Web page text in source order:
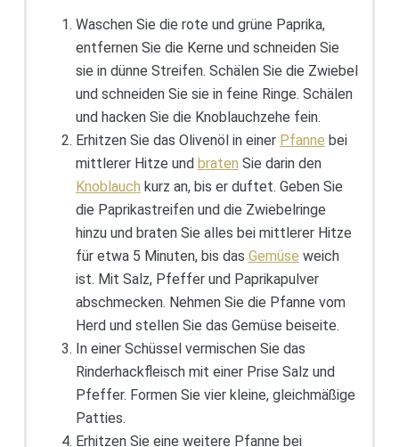
Waschen Sie die rote und grüne Paprika,
entfernen Sie die Kerne und schneiden Sie
sie in dünne Streifen. Schälen Sie die Zwiebel
und schneiden Sie sie in feine Ringe. Schälen
und hacken Sie die Knoblauchzehe fein.
Erhitzen Sie das Olivenöl in einer Pfanne bei
mittlerer Hitze und braten Sie darin den
Knoblauch kurz an, bis er duftet. Geben Sie
die Paprikastreifen und die Zwiebelringe
hinzu und braten Sie alles bei mittlerer Hitze
für etwa 5 Minuten, bis das Gemüse weich
ist. Mit Salz, Pfeffer und Paprikapulver
abschmecken. Nehmen Sie die Pfanne vom
Herd und stellen Sie das Gemüse beiseite.
In einer Schüssel vermischen Sie das
Rinderhackfleisch mit einer Prise Salz und
Pfeffer. Formen Sie vier kleine, gleichmäßige
Patties.
Erhitzen Sie eine weitere Pfanne bei